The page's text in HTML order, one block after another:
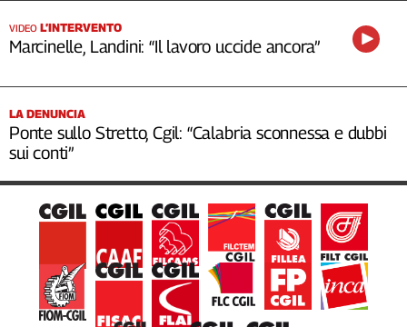
VIDEO L’INTERVENTO
Marcinelle, Landini: “Il lavoro uccide ancora”
LA DENUNCIA
Ponte sullo Stretto, Cgil: “Calabria sconnessa e dubbi
sui conti”